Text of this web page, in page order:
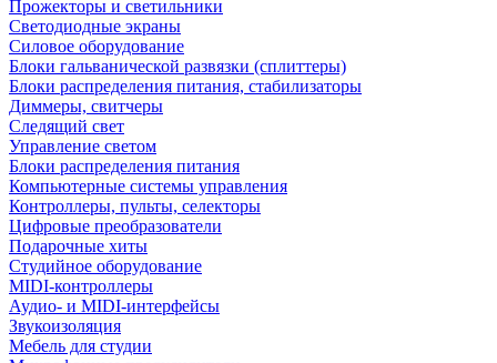
Прожекторы и светильники
Светодиодные экраны
Силовое оборудование
Блоки гальванической развязки (сплиттеры)
Блоки распределения питания, стабилизаторы
Диммеры, свитчеры
Следящий свет
Управление светом
Блоки распределения питания
Компьютерные системы управления
Контроллеры, пульты, селекторы
Цифровые преобразователи
Подарочные хиты
Студийное оборудование
MIDI-контроллеры
Аудио- и MIDI-интерфейсы
Звукоизоляция
Мебель для студии